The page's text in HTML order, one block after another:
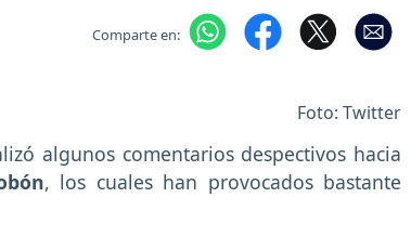
Comparte en:
Foto: Twitter
algunos comentarios despectivos hacia
, los cuales han provocados bastante